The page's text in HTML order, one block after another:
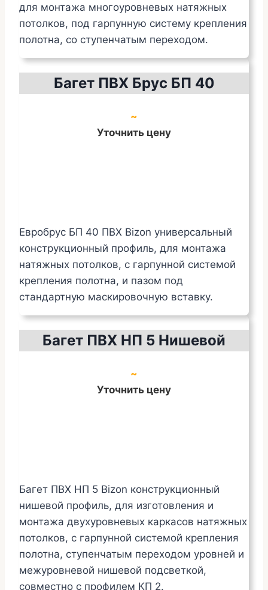
для монтажа многоуровневых натяжных
потолков, под гарпунную систему крепления
полотна, со ступенчатым переходом.
Багет ПВХ Брус БП 40
~
Уточнить цену
Евробрус БП 40 ПВХ Bizon универсальный
конструкционный профиль, для монтажа
натяжных потолков, с гарпунной системой
крепления полотна, и пазом под
стандартную маскировочную вставку.
Багет ПВХ НП 5 Нишевой
~
Уточнить цену
Багет ПВХ НП 5 Bizon конструкционный
нишевой профиль, для изготовления и
монтажа двухуровневых каркасов натяжных
потолков, с гарпунной системой крепления
полотна, ступенчатым переходом уровней и
межуровневой нишевой подсветкой,
совместно с профилем КП 2.